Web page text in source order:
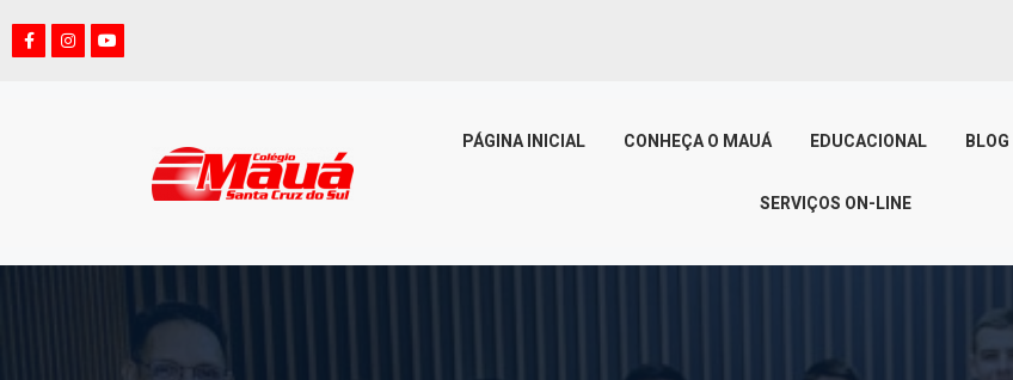
PÁGINA INICIAL CONHEÇA O MAUÁ EDUCACIONAL BLOG
SERVIÇOS ON-LINE